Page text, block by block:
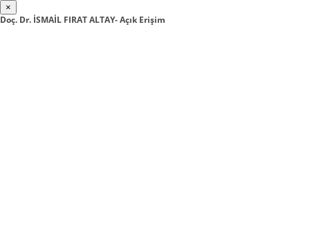
×
Doç. Dr. İSMAİL FIRAT ALTAY- Açık Erişim